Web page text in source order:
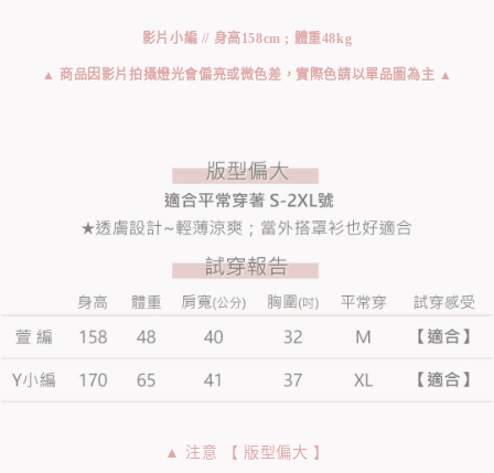
影片小編 // 身高158cm ; 體重48kg
▲ 商品因影片拍攝燈光會偏亮或微色差，實際色請以單品圖為主 ▲
▲ 注意 【 版型偏大 】